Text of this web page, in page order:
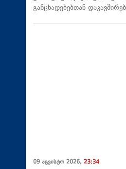
განცხადებებთან
09 აგვისტო 2026, 23:34